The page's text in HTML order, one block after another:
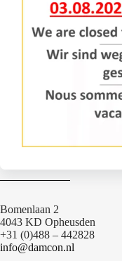
HSP-275D Schneidebühne
617157
Gebrauchte
Bomenlaan 2
4043 KD Opheusden
+31 (0)488 – 442828
info@damcon.nl